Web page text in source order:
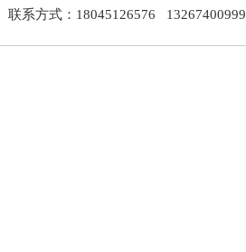
联系方式：18045126576 13267400999